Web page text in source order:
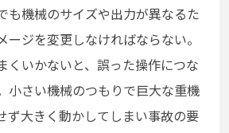
も機械のサイズや出力が異なるた
ージを変更しなければならない。
くいかないと、誤った操作につな
小さい機械のつもりで巨大な重機
ず大きく動かしてしまい事故の要